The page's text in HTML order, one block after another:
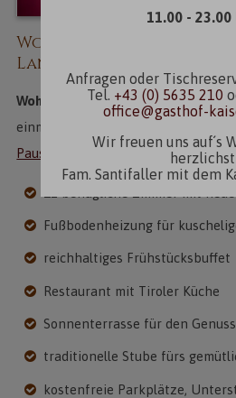
11.00 - 23.00
Anfragen oder
Tel. +43 (0) 5635 210
office@gasthof-
Wir freuen uns auf´s
herzlichst
Fam. Santifaller mit dem
Wohlfühlen zum fairen
Landgasthof
Wohlfühlen muss nicht teuer sein!
einmal auf unsere
Pauschalangebote
für Langlauf-
Fußbodenheizung für
reichhaltiges Frühstücksbuffet
Restaurant mit Tiroler Küche
Sonnenterrasse für den
traditionelle Stube fürs
kostenfreie Parkplätze,